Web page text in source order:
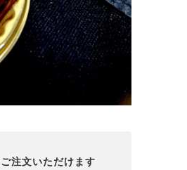
ご注文いただけます